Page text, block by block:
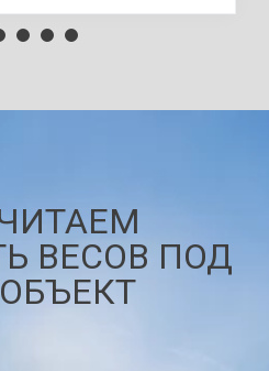
ВЕСОВ ПОД